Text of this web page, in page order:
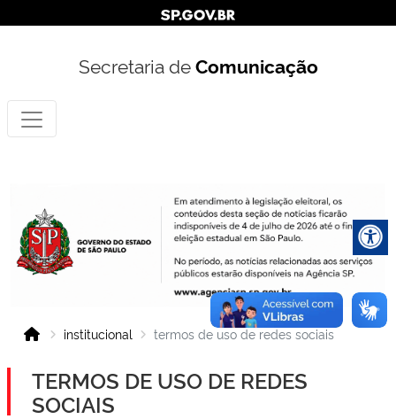
Secretaria deComunicação
institucional termos de uso de redes sociais
TERMOS DE USO DE REDES
SOCIAIS